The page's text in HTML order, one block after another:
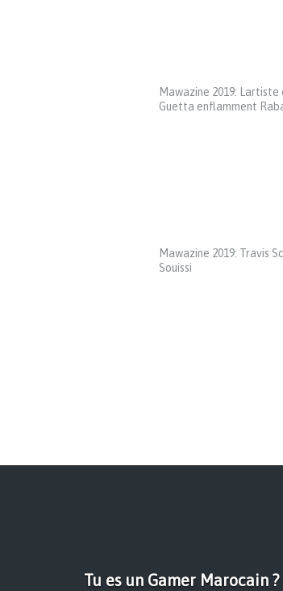
Mawazine 2019: Lartiste
Guetta enflamment
Mawazine 2019: Travis
Souissi
Tu es un Gamer Marocain